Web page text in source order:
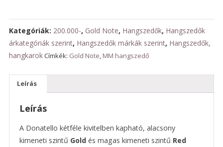
Kategóriák: 200.000-, Gold Note, Hangszedők, Hangszedők
árkategóriák szerint, Hangszedők márkák szerint, Hangszedők,
hangkarokCímkék: Gold Note, MM hangszedő
Leírás
Leírás
A Donatello kétféle kivitelben kapható, alacsony
kimeneti szintű Goldés magas kimeneti szintű Red